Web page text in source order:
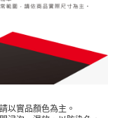
以實品顏色為主。